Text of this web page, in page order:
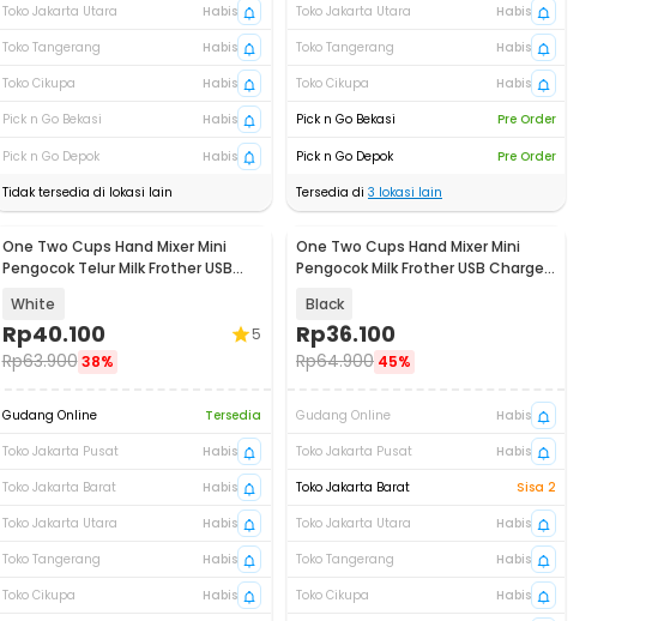
Toko Jakarta Utara
Habis
Toko Tangerang
Habis
Toko Cikupa
Habis
Pick n Go Bekasi
Habis
Pick n Go Depok
Habis
Tidak tersedia di lokasi lain
Toko Jakarta Utara
Habis
Toko Tangerang
Habis
Toko Cikupa
Habis
Pick n Go Bekasi
Pre Order
Pick n Go Depok
Pre Order
Tersedia di 3 lokasi lain
One Two Cups Hand Mixer Mini
Pengocok Telur Milk Frother USB
White
Rp40.100
Rp63.900 38%
5
Gudang Online
Tersedia
Toko Jakarta Pusat
Habis
Toko Jakarta Barat
Habis
Toko Jakarta Utara
Habis
Toko Tangerang
Habis
Toko Cikupa
Habis
One Two Cups Hand Mixer Mini
Pengocok Milk Frother USB Charge
Black
Rp36.100
Rp64.900 45%
Gudang Online
Habis
Toko Jakarta Pusat
Habis
Toko Jakarta Barat
Sisa 2
Toko Jakarta Utara
Habis
Toko Tangerang
Habis
Toko Cikupa
Habis